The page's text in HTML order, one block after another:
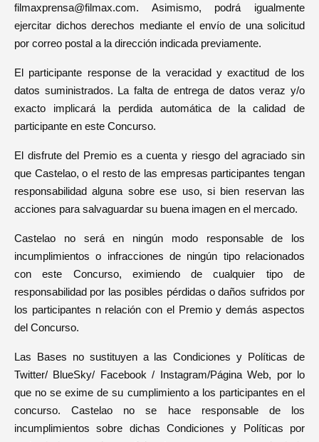
filmaxprensa@filmax.com. Asimismo, podrá igualmente
ejercitar dichos derechos mediante el envío de una solicitud
por correo postal a la dirección indicada previamente.
El participante response de la veracidad y exactitud de los
datos suministrados. La falta de entrega de datos veraz y/o
exacto implicará la perdida automática de la calidad de
participante en este Concurso.
El disfrute del Premio es a cuenta y riesgo del agraciado sin
que Castelao, o el resto de las empresas participantes tengan
responsabilidad alguna sobre ese uso, si bien reservan las
acciones para salvaguardar su buena imagen en el mercado.
Castelao no será en ningún modo responsable de los
incumplimientos o infracciones de ningún tipo relacionados
con este Concurso, eximiendo de cualquier tipo de
responsabilidad por las posibles pérdidas o daños sufridos por
los participantes n relación con el Premio y demás aspectos
del Concurso.
Las Bases no sustituyen a las Condiciones y Políticas de
Twitter/ BlueSky/ Facebook / Instagram/Página Web, por lo
que no se exime de su cumplimiento a los participantes en el
concurso. Castelao no se hace responsable de los
incumplimientos sobre dichas Condiciones y Políticas por